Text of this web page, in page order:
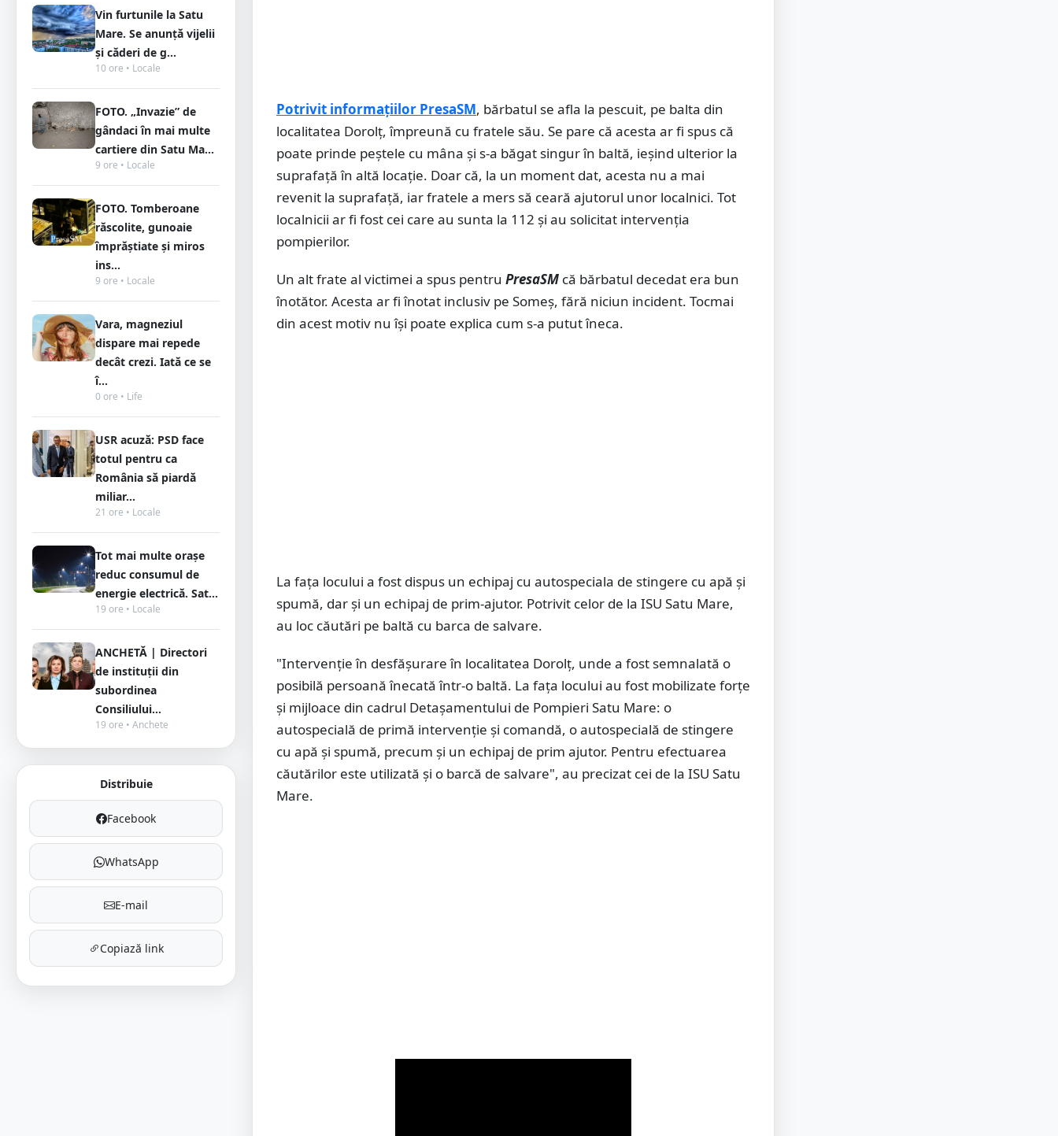
Vin furtunile la Satu
Mare. Se anunță vijelii
și căderi de g...
10 ore • Locale
FOTO. „Invazie” de
gândaci în mai multe
cartiere din Satu Ma...
9 ore • Locale
FOTO. Tomberoane
răscolite, gunoaie
împrăștiate și miros
ins...
9 ore • Locale
Vara, magneziul
dispare mai repede
decât crezi. Iată ce se
î...
0 ore • Life
USR acuză: PSD face
totul pentru ca
România să piardă
miliar...
21 ore • Locale
Tot mai multe orașe
reduc consumul de
energie electrică. Sat...
19 ore • Locale
ANCHETĂ | Directori
de instituții din
subordinea
Consiliului...
19 ore • Anchete
Distribuie
Facebook
WhatsApp
E-mail
Copiază link
Potrivit informațiilor PresaSM, bărbatul se afla la pescuit, pe balta din
localitatea Dorolț, împreună cu fratele său. Se pare că acesta ar fi spus că
poate prinde peștele cu mâna și s-a băgat singur în baltă, ieșind ulterior la
suprafață în altă locație. Doar că, la un moment dat, acesta nu a mai
revenit la suprafață, iar fratele a mers să ceară ajutorul unor localnici. Tot
localnicii ar fi fost cei care au sunta la 112 și au solicitat intervenția
pompierilor.
Un alt frate al victimei a spus pentru PresaSM că bărbatul decedat era bun
înotător. Acesta ar fi înotat inclusiv pe Someș, fără niciun incident. Tocmai
din acest motiv nu își poate explica cum s-a putut îneca.
La fața locului a fost dispus un echipaj cu autospeciala de stingere cu apă și
spumă, dar și un echipaj de prim-ajutor. Potrivit celor de la ISU Satu Mare,
au loc căutări pe baltă cu barca de salvare.
"Intervenție în desfășurare în localitatea Dorolț, unde a fost semnalată o
posibilă persoană înecată într-o baltă. La fața locului au fost mobilizate forțe
și mijloace din cadrul Detașamentului de Pompieri Satu Mare: o
autospecială de primă intervenție și comandă, o autospecială de stingere
cu apă și spumă, precum și un echipaj de prim ajutor. Pentru efectuarea
căutărilor este utilizată și o barcă de salvare", au precizat cei de la ISU Satu
Mare.